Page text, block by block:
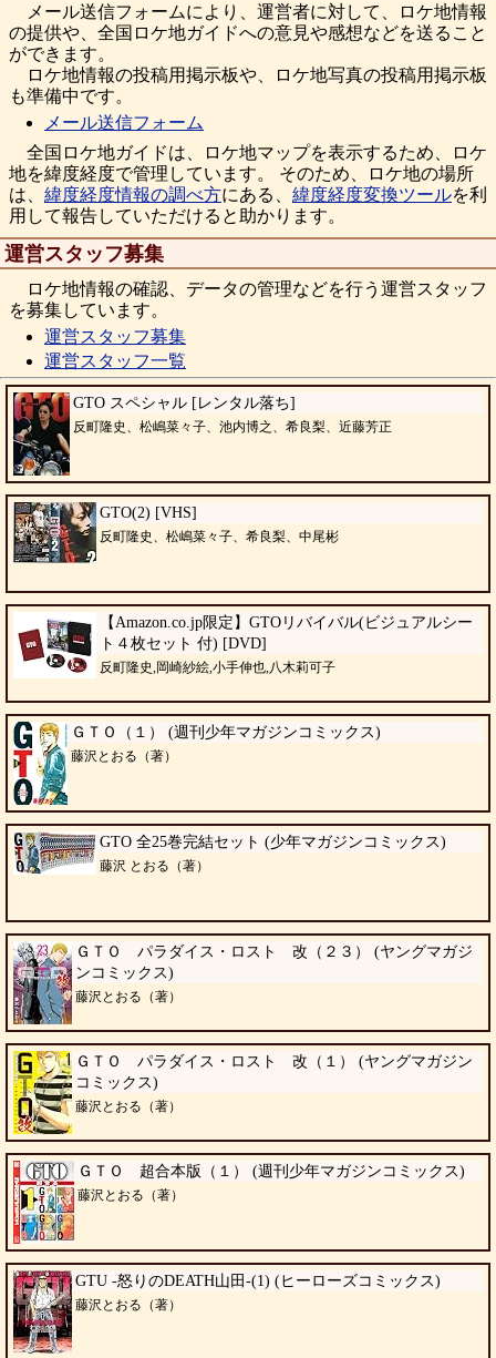
メール送信フォームにより、運営者に対して、ロケ地情報
の提供や、全国ロケ地ガイドへの意見や感想などを送ること
ができます。
ロケ地情報の投稿用掲示板や、ロケ地写真の投稿用掲示板
も準備中です。
メール送信フォーム
全国ロケ地ガイドは、ロケ地マップを表示するため、ロケ
地を緯度経度で管理しています。 そのため、ロケ地の場所
は、 緯度経度情報の調べ方にある、 緯度経度変換ツールを利
用して報告していただけると助かります。
運営スタッフ募集
ロケ地情報の確認、データの管理などを行う運営スタッフ
を募集しています。
運営スタッフ募集
運営スタッフ一覧
GTO スペシャル [レンタル落ち]
反町隆史、松嶋菜々子、池内博之、希良梨、近藤芳正
GTO(2) [VHS]
反町隆史、松嶋菜々子、希良梨、中尾彬
【Amazon.co.jp限定】GTOリバイバル(ビジュアルシー
ト４枚セット 付) [DVD]
反町隆史,岡崎紗絵,小手伸也,八木莉可子
ＧＴＯ（１） (週刊少年マガジンコミックス)
藤沢とおる（著）
GTO 全25巻完結セット (少年マガジンコミックス)
藤沢 とおる（著）
ＧＴＯ パラダイス・ロスト 改（２３） (ヤングマガジ
ンコミックス)
藤沢とおる（著）
ＧＴＯ パラダイス・ロスト 改（１） (ヤングマガジン
コミックス)
藤沢とおる（著）
ＧＴＯ 超合本版（１） (週刊少年マガジンコミックス)
藤沢とおる（著）
GTU -怒りのDEATH山田-(1) (ヒーローズコミックス)
藤沢とおる（著）